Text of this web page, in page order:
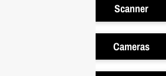
Scanner
Cameras